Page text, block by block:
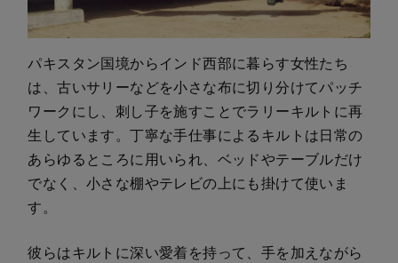
パキスタン国境からインド西部に暮らす女性たち
は、古いサリーなどを小さな布に切り分けてパッチ
ワークにし、刺し子を施すことでラリーキルトに再
生しています。丁寧な手仕事によるキルトは日常の
あらゆるところに用いられ、ベッドやテーブルだけ
でなく、小さな棚やテレビの上にも掛けて使いま
す。
彼らはキルトに深い愛着を持って、手を加えながら